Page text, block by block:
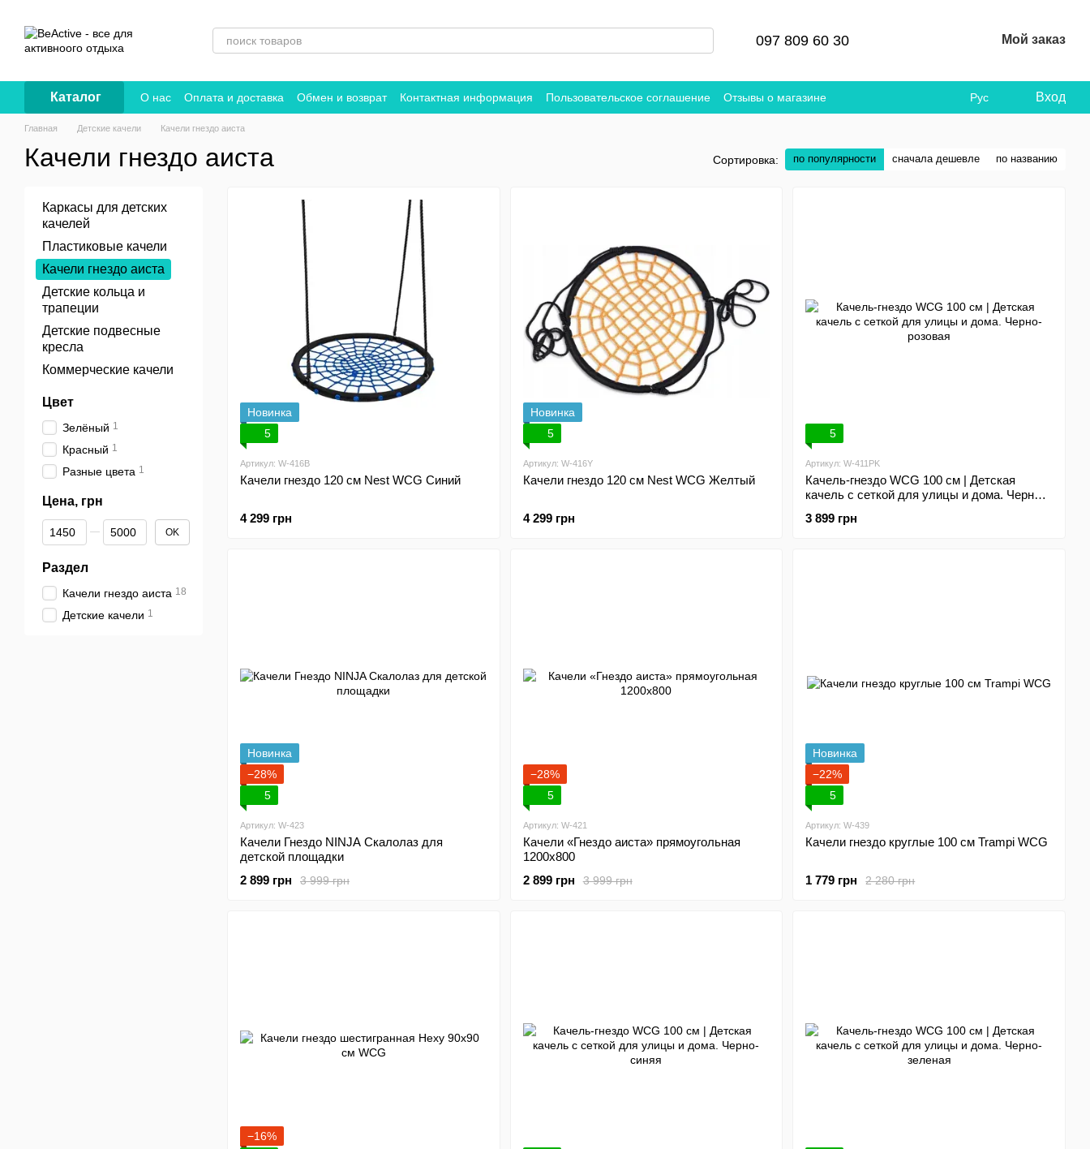
097 809 60 30 Мой заказ
Каталог О нас Оплата и доставка Обмен и возврат Контактная информация Пользовательское соглашение
Отзывы о магазине
Договор публичной оферты
Рус Вход
Главная Детские качели Качели гнездо аиста
Качели гнездо аиста Сортировка: по популярности сначала дешевле по названию
Новинка
5
Артикул: W-416B
Качели гнездо 120 см Nest WCG Синий
4 299 грн
Новинка
5
Артикул: W-416Y
Качели гнездо 120 см Nest WCG Желтый
4 299 грн
5
Артикул: W-411PK
Качель-гнездо WCG 100 см | Детская
качель с сеткой для улицы и дома. Черно-
3 899 грн
Новинка
−28%
5
Артикул: W-423
Качели Гнездо NINJA Скалолаз для
детской площадки
3 999 грн
2 899 грн
−28%
5
Артикул: W-421
Качели «Гнездо аиста» прямоугольная
1200х800
3 999 грн
2 899 грн
Новинка
−22%
5
Артикул: W-439
Качели гнездо круглые 100 см Trampi WCG
2 280 грн
1 779 грн
−16%
Каркасы для детских
качелей
Пластиковые качели
Качели гнездо аиста
Детские кольца и
трапеции
Детские подвесные
кресла
Коммерческие качели
Цвет
Зелёный 1
Красный 1
Разные цвета 1
Цена, грн
От Цена, грн
До Цена, грн OK
Раздел
Качели гнездо аиста 18
Детские качели 1